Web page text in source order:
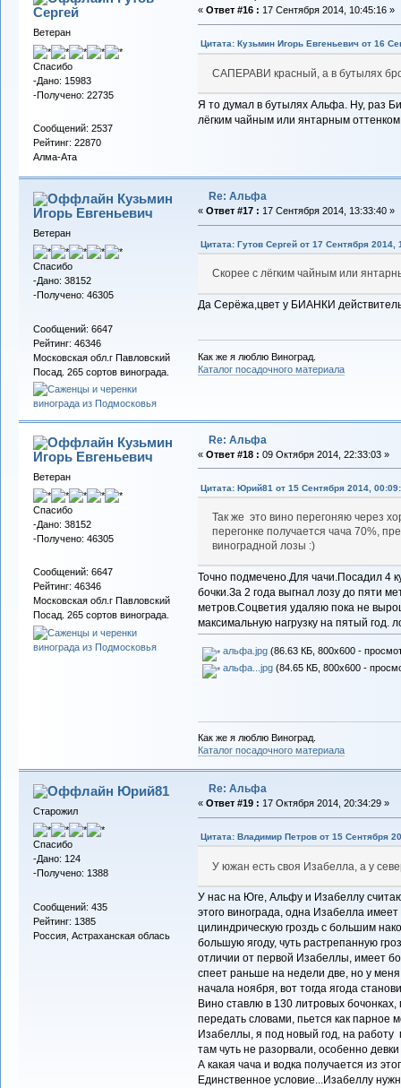
Сергей
Ветеран
Спасибо
-Дано: 15983
-Получено: 22735
Сообщений: 2537
Рейтинг: 22870
Алма-Ата
« Ответ #16 : 17 Сентября 2014, 10:45:16 »
Цитата: Кузьмин Игорь Евгеньевич от 16
САПЕРАВИ красный, а в бутылях
Я то думал в бутылях Альфа. Ну, раз
лёгким чайным или янтарным
Кузьмин
Игорь Евгеньевич
Ветеран
Спасибо
-Дано: 38152
-Получено: 46305
Сообщений: 6647
Рейтинг: 46346
Московская обл.г Павловский
Посад. 265 сортов винограда.
Re: Альфа
« Ответ #17 : 17 Сентября 2014, 13:33:40 »
Цитата: Гутов Сергей от 17 Сентября 2014,
Скорее с лёгким чайным или
Да Серёжа,цвет у БИАНКИ
Как же я люблю Виноград.
Каталог посадочного материала
Кузьмин
Игорь Евгеньевич
Ветеран
Спасибо
-Дано: 38152
-Получено: 46305
Сообщений: 6647
Рейтинг: 46346
Московская обл.г Павловский
Посад. 265 сортов винограда.
Re: Альфа
« Ответ #18 : 09 Октября 2014, 22:33:03 »
Цитата: Юрий81 от 15 Сентября 2014,
Так же это вино перегоняю через
перегонке получается чача 70%,
виноградной лозы :)
Точно подмечено.Для чачи.Посадил 4
бочки.За 2 года выгнал лозу до пяти
метров.Соцветия удаляю пока не
максимальную нагрузку на пятый год.
альфа.jpg(86.63 КБ, 800x600 -
альфа...jpg(84.65 КБ, 800x600 -
Как же я люблю Виноград.
Каталог посадочного материала
Юрий81
Старожил
Спасибо
-Дано: 124
-Получено: 1388
Сообщений: 435
Рейтинг: 1385
Россия, Астраханская облась
Re: Альфа
« Ответ #19 : 17 Октября 2014, 20:34:29 »
Цитата: Владимир Петров от 15 Сентября
У южан есть своя Изабелла, а у
У нас на Юге, Альфу и Изабеллу
этого винограда, одна Изабелла
цилиндрическую гроздь с большим
большую ягоду, чуть растрепанную
отличии от первой Изабеллы, имеет
спеет раньше на недели две, но у
начала ноября, вот тогда ягода
Вино ставлю в 130 литровых
передать словами, пьется как парное
Изабеллы, я под новый год, на
там чуть не разорвали, особенно
А какая чача и водка получается из
Единственное условие...Изабеллу